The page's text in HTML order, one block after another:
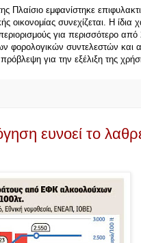
Πλαίσιο εμφανίστηκε
οικονομίας συνεχίζεται. Η
για περισσότερο
φορολογικών συντελεστών
για την εξέλιξη της
ευνοεί το